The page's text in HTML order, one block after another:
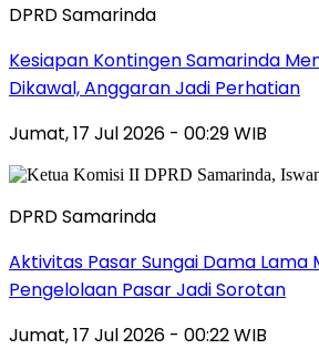
DPRD Samarinda
Kesiapan Kontingen Samarinda
Dikawal, Anggaran Jadi Perhatian
Jumat, 17 Jul 2026 - 00:29 WIB
DPRD Samarinda
Aktivitas Pasar Sungai Dama Lama
Pengelolaan Pasar Jadi Sorotan
Jumat, 17 Jul 2026 - 00:22 WIB